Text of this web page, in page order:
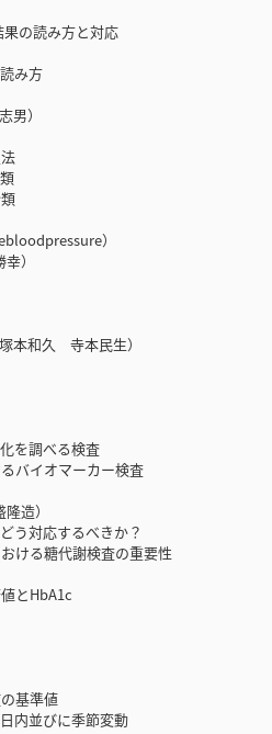
の読み方と対応
み方
）
）
）
本和久 寺本民生）
を調べる検査
バイオマーカー検査
造）
対応するべきか？
る糖代謝検査の重要性
とHbA1c
基準値
内並びに季節変動